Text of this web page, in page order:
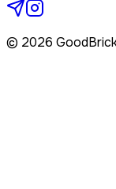
© 2026